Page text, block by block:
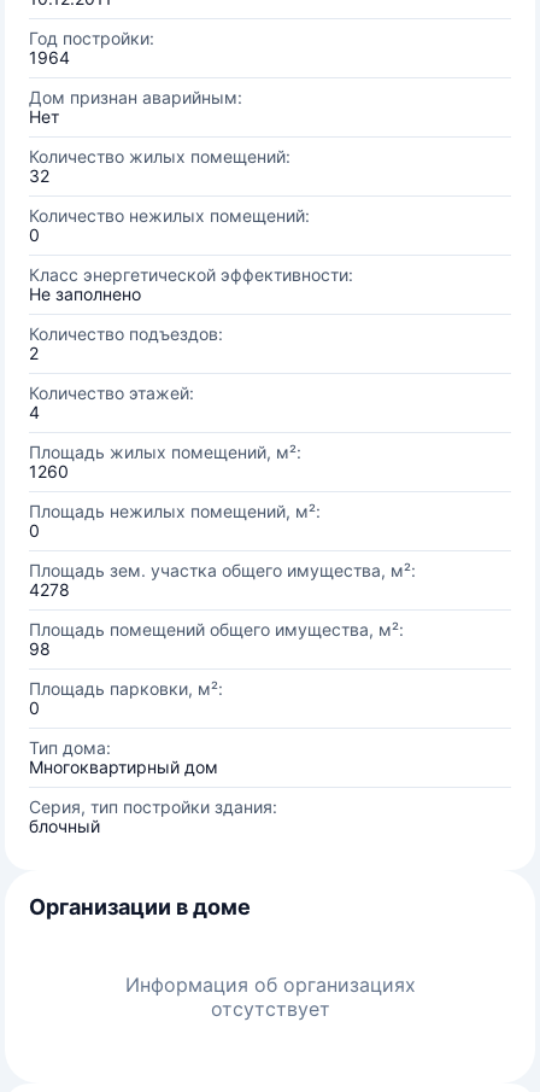
Год постройки:
1964
Дом признан аварийным:
Нет
Количество жилых помещений:
32
Количество нежилых помещений:
0
Класс энергетической эффективности:
Не заполнено
Количество подъездов:
2
Количество этажей:
4
Площадь жилых помещений, м²:
1260
Площадь нежилых помещений, м²:
0
Площадь зем. участка общего имущества, м²:
4278
Площадь помещений общего имущества, м²:
98
Площадь парковки, м²:
0
Тип дома:
Многоквартирный дом
Серия, тип постройки здания:
блочный
Организации в доме
Информация об организациях
отсутствует